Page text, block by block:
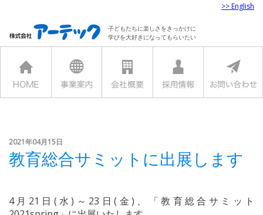
>> English
子どもたちに楽しさをきっかけに
学びを大好きになってもらいたい
2021年04月15日
教育総合サミットに出展します
4月21日(水)～23日(金)、「教育総合サミット